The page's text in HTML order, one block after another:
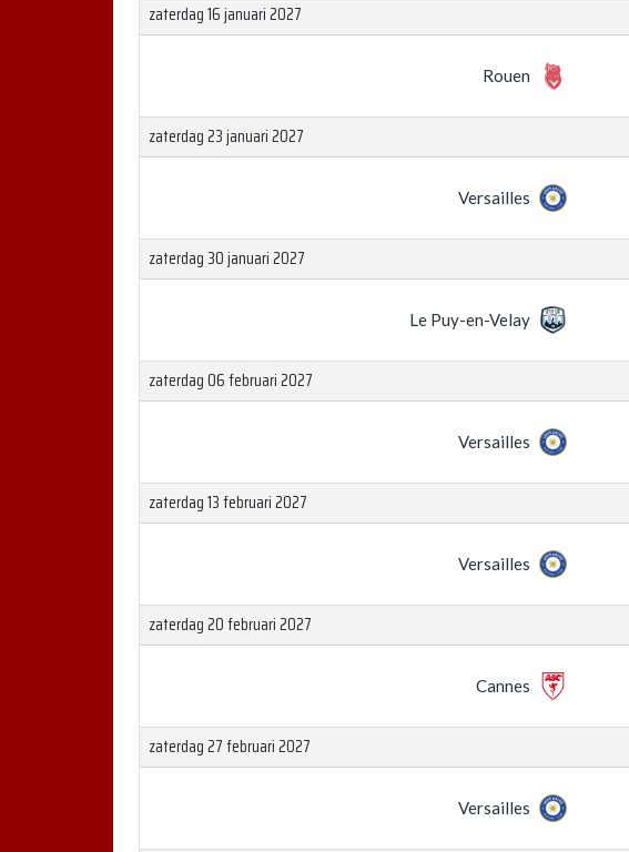
zaterdag 16 januari 2027
Rouen
zaterdag 23 januari 2027
Versailles
zaterdag 30 januari 2027
Le Puy-en-Velay
zaterdag 06 februari 2027
Versailles
zaterdag 13 februari 2027
Versailles
zaterdag 20 februari 2027
Cannes
zaterdag 27 februari 2027
Versailles